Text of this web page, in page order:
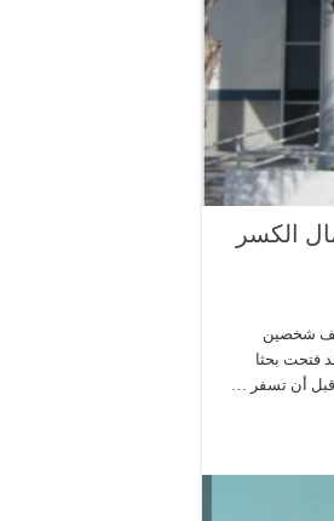
الكسر
6 غشت الجاري، من توقيف شخصين
فتحت بحثا
قبل أن تسفر …